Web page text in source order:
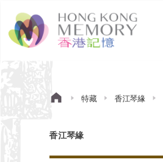
特藏 香江琴緣
香江琴緣